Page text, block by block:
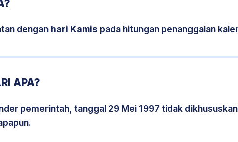
dengan hari Kamis pada hitungan penanggalan
APA?
pemerintah, tanggal 29 Mei 1997 tidak